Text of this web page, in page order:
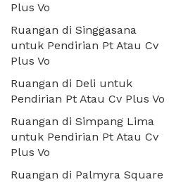
Plus Vo
Ruangan di Singgasana
untuk Pendirian Pt Atau Cv
Plus Vo
Ruangan di Deli untuk
Pendirian Pt Atau Cv Plus Vo
Ruangan di Simpang Lima
untuk Pendirian Pt Atau Cv
Plus Vo
Ruangan di Palmyra Square